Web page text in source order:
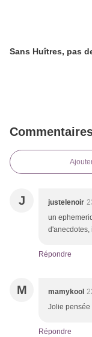
Sans Huîtres, pas
J justelenoir
un
Répondre
M mamykool
Jolie pensée
Répondre